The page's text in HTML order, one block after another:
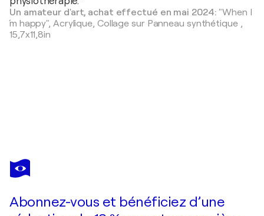
Un amateur d'art, achat effectué en mai 2024: "When I
´m happy", Acrylique, Collage sur Panneau synthétique,
15,7x11,8in
MARÍA BURGAZ
Madrid - NY
Abonnez-vous et bénéficiez d’une